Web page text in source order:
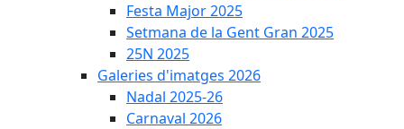
Festa Major 2025
Setmana de la Gent Gran 2025
25N 2025
Galeries d'imatges 2026
Nadal 2025-26
Carnaval 2026